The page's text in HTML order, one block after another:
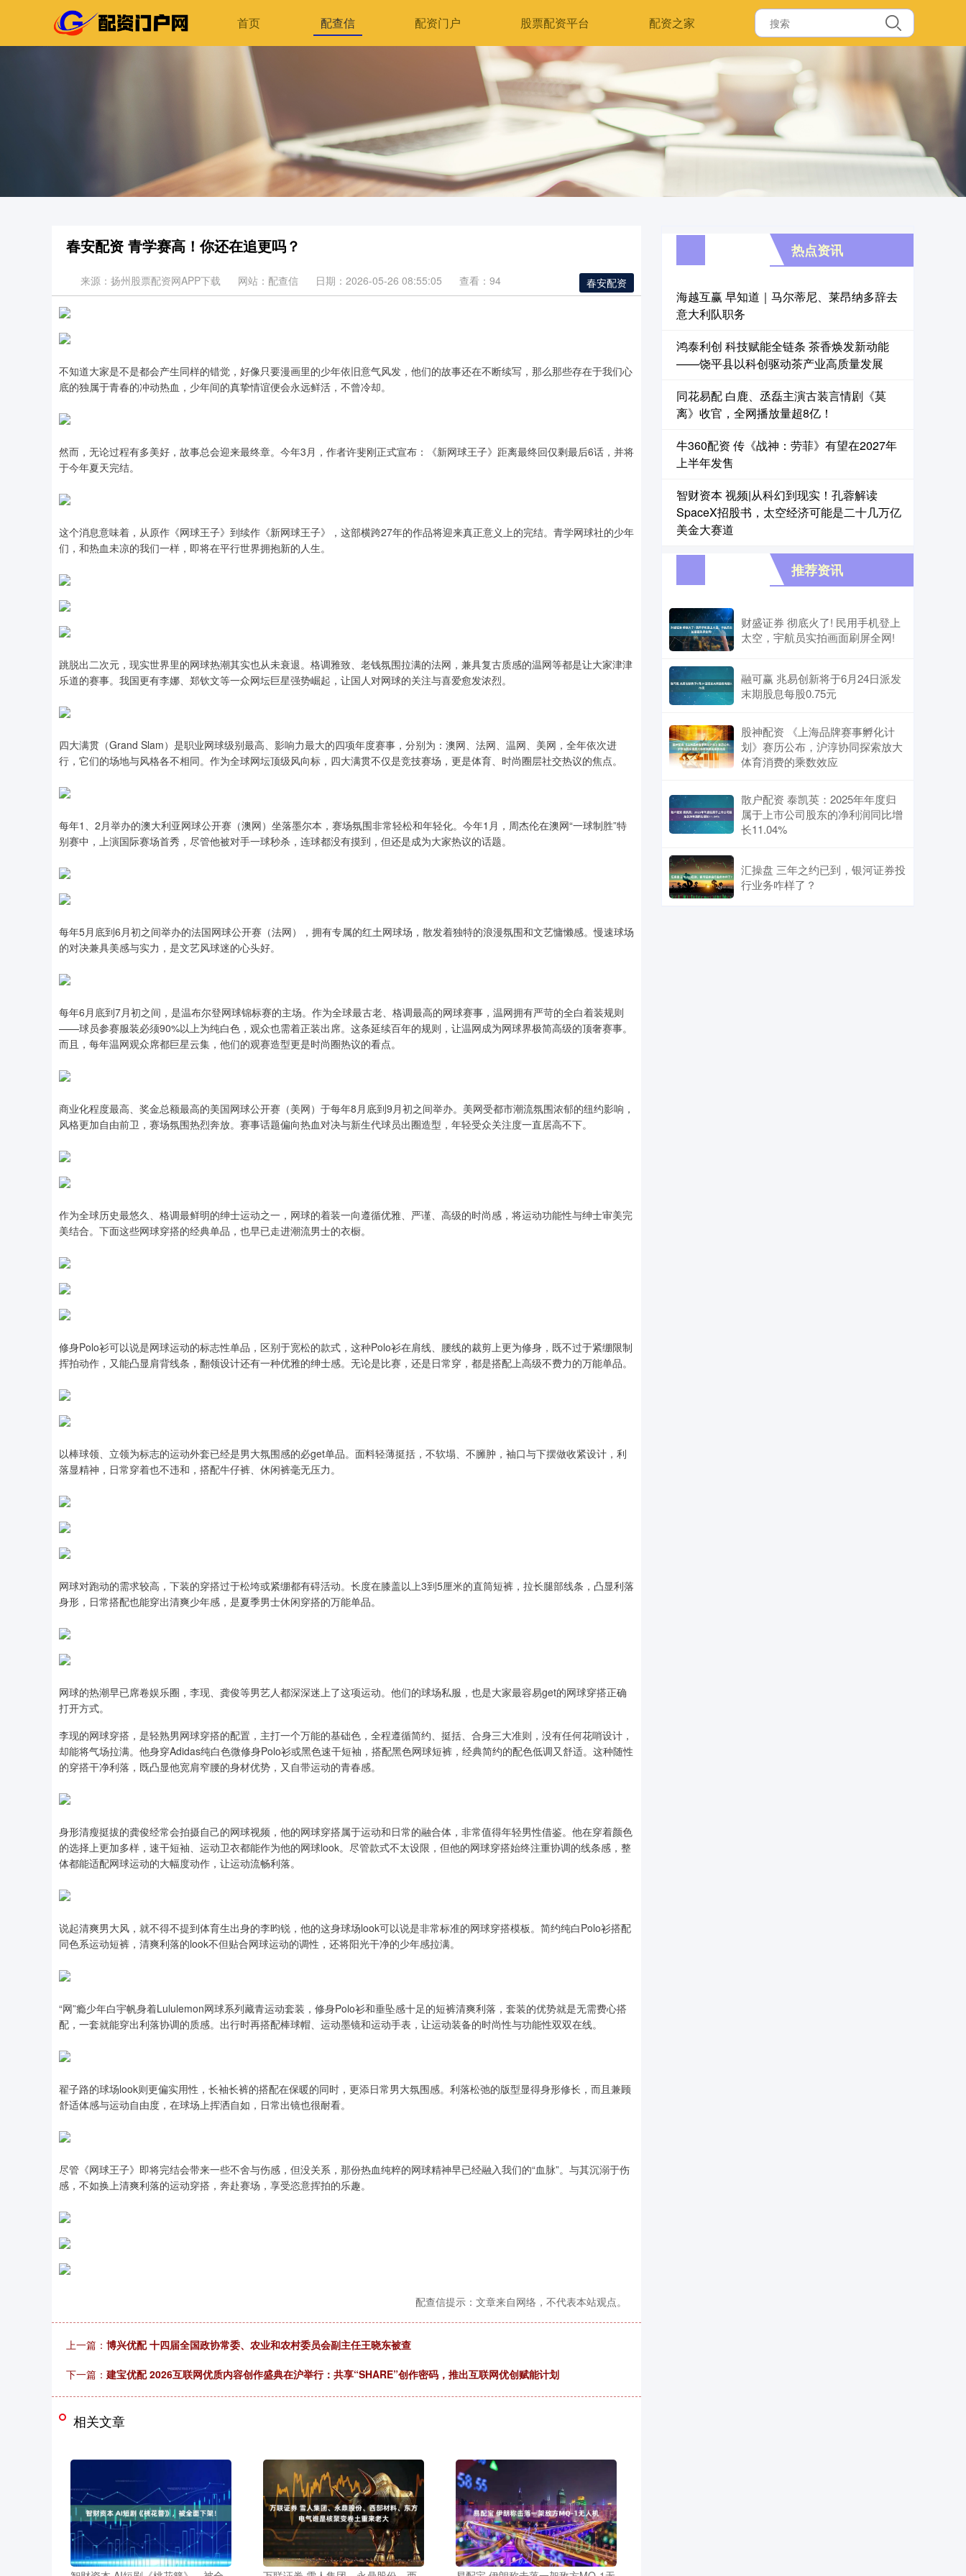
首页 配查信 配资门户 股票配资平台 配资之家
春安配资 青学赛高！你还在追更吗？
春安配资
来源：扬州股票配资网APP下载 网站：配查信 日期：2026-05-26 08:55:05 查看：94
不知道大家是不是都会产生同样的错觉，好像只要漫画里的少年依旧意气风发，他们的故事还在不断续写，那么那些存在于我们心
底的独属于青春的冲动热血，少年间的真挚情谊便会永远鲜活，不曾冷却。
然而，无论过程有多美好，故事总会迎来最终章。今年3月，作者许斐刚正式宣布：《新网球王子》距离最终回仅剩最后6话，并将
于今年夏天完结。
这个消息意味着，从原作《网球王子》到续作《新网球王子》，这部横跨27年的作品将迎来真正意义上的完结。青学网球社的少年
们，和热血未凉的我们一样，即将在平行世界拥抱新的人生。
跳脱出二次元，现实世界里的网球热潮其实也从未衰退。格调雅致、老钱氛围拉满的法网，兼具复古质感的温网等都是让大家津津
乐道的赛事。我国更有李娜、郑钦文等一众网坛巨星强势崛起，让国人对网球的关注与喜爱愈发浓烈。
四大满贯（Grand Slam）是职业网球级别最高、影响力最大的四项年度赛事，分别为：澳网、法网、温网、美网，全年依次进
行，它们的场地与风格各不相同。作为全球网坛顶级风向标，四大满贯不仅是竞技赛场，更是体育、时尚圈层社交热议的焦点。
每年1、2月举办的澳大利亚网球公开赛（澳网）坐落墨尔本，赛场氛围非常轻松和年轻化。今年1月，周杰伦在澳网“一球制胜”特
别赛中，上演国际赛场首秀，尽管他被对手一球秒杀，连球都没有摸到，但还是成为大家热议的话题。
每年5月底到6月初之间举办的法国网球公开赛（法网），拥有专属的红土网球场，散发着独特的浪漫氛围和文艺慵懒感。慢速球场
的对决兼具美感与实力，是文艺风球迷的心头好。
每年6月底到7月初之间，是温布尔登网球锦标赛的主场。作为全球最古老、格调最高的网球赛事，温网拥有严苛的全白着装规则
——球员参赛服装必须90%以上为纯白色，观众也需着正装出席。这条延续百年的规则，让温网成为网球界极简高级的顶奢赛事。
而且，每年温网观众席都巨星云集，他们的观赛造型更是时尚圈热议的看点。
商业化程度最高、奖金总额最高的美国网球公开赛（美网）于每年8月底到9月初之间举办。美网受都市潮流氛围浓郁的纽约影响，
风格更加自由前卫，赛场氛围热烈奔放。赛事话题偏向热血对决与新生代球员出圈造型，年轻受众关注度一直居高不下。
作为全球历史最悠久、格调最鲜明的绅士运动之一，网球的着装一向遵循优雅、严谨、高级的时尚感，将运动功能性与绅士审美完
美结合。下面这些网球穿搭的经典单品，也早已走进潮流男士的衣橱。
修身Polo衫可以说是网球运动的标志性单品，区别于宽松的款式，这种Polo衫在肩线、腰线的裁剪上更为修身，既不过于紧绷限制
挥拍动作，又能凸显肩背线条，翻领设计还有一种优雅的绅士感。无论是比赛，还是日常穿，都是搭配上高级不费力的万能单品。
以棒球领、立领为标志的运动外套已经是男大氛围感的必get单品。面料轻薄挺括，不软塌、不臃肿，袖口与下摆做收紧设计，利
落显精神，日常穿着也不违和，搭配牛仔裤、休闲裤毫无压力。
网球对跑动的需求较高，下装的穿搭过于松垮或紧绷都有碍活动。长度在膝盖以上3到5厘米的直筒短裤，拉长腿部线条，凸显利落
身形，日常搭配也能穿出清爽少年感，是夏季男士休闲穿搭的万能单品。
网球的热潮早已席卷娱乐圈，李现、龚俊等男艺人都深深迷上了这项运动。他们的球场私服，也是大家最容易get的网球穿搭正确
打开方式。
李现的网球穿搭，是轻熟男网球穿搭的配置，主打一个万能的基础色，全程遵循简约、挺括、合身三大准则，没有任何花哨设计，
却能将气场拉满。他身穿Adidas纯白色微修身Polo衫或黑色速干短袖，搭配黑色网球短裤，经典简约的配色低调又舒适。这种随性
的穿搭干净利落，既凸显他宽肩窄腰的身材优势，又自带运动的青春感。
身形清瘦挺拔的龚俊经常会拍摄自己的网球视频，他的网球穿搭属于运动和日常的融合体，非常值得年轻男性借鉴。他在穿着颜色
的选择上更加多样，速干短袖、运动卫衣都能作为他的网球look。尽管款式不太设限，但他的网球穿搭始终注重协调的线条感，整
体都能适配网球运动的大幅度动作，让运动流畅利落。
说起清爽男大风，就不得不提到体育生出身的李昀锐，他的这身球场look可以说是非常标准的网球穿搭模板。简约纯白Polo衫搭配
同色系运动短裤，清爽利落的look不但贴合网球运动的调性，还将阳光干净的少年感拉满。
“网”瘾少年白宇帆身着Lululemon网球系列藏青运动套装，修身Polo衫和垂坠感十足的短裤清爽利落，套装的优势就是无需费心搭
配，一套就能穿出利落协调的质感。出行时再搭配棒球帽、运动墨镜和运动手表，让运动装备的时尚性与功能性双双在线。
翟子路的球场look则更偏实用性，长袖长裤的搭配在保暖的同时，更添日常男大氛围感。利落松弛的版型显得身形修长，而且兼顾
舒适体感与运动自由度，在球场上挥洒自如，日常出镜也很耐看。
尽管《网球王子》即将完结会带来一些不舍与伤感，但没关系，那份热血纯粹的网球精神早已经融入我们的“血脉”。与其沉溺于伤
感，不如换上清爽利落的运动穿搭，奔赴赛场，享受恣意挥拍的乐趣。
配查信提示：文章来自网络，不代表本站观点。
上一篇： 博兴优配 十四届全国政协常委、农业和农村委员会副主任王晓东被查
下一篇： 建宝优配 2026互联网优质内容创作盛典在沪举行：共享“SHARE”创作密码，推出互联网优创赋能计划
相关文章
热点资讯
海越互赢 早知道｜马尔蒂尼、莱昂纳多辞去
意大利队职务
鸿泰利创 科技赋能全链条 茶香焕发新动能
——饶平县以科创驱动茶产业高质量发展
同花易配 白鹿、丞磊主演古装言情剧《莫
离》收官，全网播放量超8亿！
牛360配资 传《战神：劳菲》有望在2027年
上半年发售
智财资本 视频|从科幻到现实！孔蓉解读
SpaceX招股书，太空经济可能是二十几万亿
美金大赛道
推荐资讯
财盛证券 彻底火了! 民用手机登上
太空，宇航员实拍画面刷屏全网!
融可赢 兆易创新将于6月24日派发
末期股息每股0.75元
股神配资 《上海品牌赛事孵化计
划》赛历公布，沪淳协同探索放大
体育消费的乘数效应
散户配资 泰凯英：2025年年度归
属于上市公司股东的净利润同比增
长11.04%
汇操盘 三年之约已到，银河证券投
行业务咋样了？